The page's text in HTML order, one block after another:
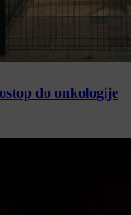
do onkologije